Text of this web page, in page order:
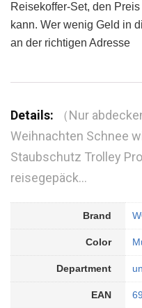
Reisekoffer-Set, den
kann. Wer wenig Geld in
an der richtigen Adresse
Details:
（Nur
Weihnachten Schnee
Staubschutz Trolley
reisegepäck…
Brand
Color
Department
EAN